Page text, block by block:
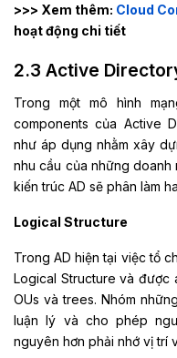
>>> Xem thêm: Cloud
hoạt động chi tiết
2.3 Active
Trong một mô hình
components của Active
như áp dụng nhằm xây
nhu cầu của những doanh
kiến trúc AD sẽ phân làm
Logical Structure
Trong AD hiện tại việc tổ
Logical Structure và được
OUs và trees. Nhóm
luận lý và cho phép
nguyên hơn phải nhớ vị trí